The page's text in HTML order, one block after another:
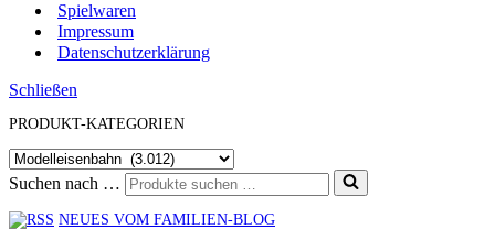
Spielwaren
Impressum
Datenschutzerklärung
Schließen
PRODUKT-KATEGORIEN
Suchen nach …
NEUES VOM FAMILIEN-BLOG